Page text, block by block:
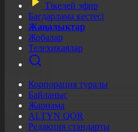
Тікелей эфир
Бағдарлама кестесі
Жаңалықтар
Жобалар
Телехикаялар
Корпорация туралы
Байланыс
Жарнама
ALTYN QOR
Редакция стандарты